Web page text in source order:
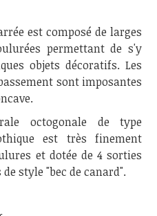
est composé de larges
permettant de s'y
objets décoratifs. Les
sont imposantes
octogonale de type
est très finement
et dotée de 4 sorties
style "bec de canard".